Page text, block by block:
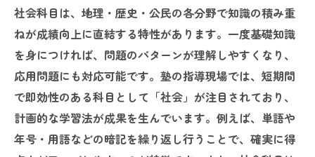
社会科目は、地理・歴史・公民の各分野で知識の積み重
ねが成績向上に直結する特性があります。一度基礎知識
を身につければ、問題のパターンが理解しやすくなり、
応用問題にも対応可能です。塾の指導現場では、短期間
で即効性のある科目として「社会」が注目されており、
計画的な学習法が成果を生んでいます。例えば、単語や
年号・用語などの暗記を繰り返し行うことで、確実に得